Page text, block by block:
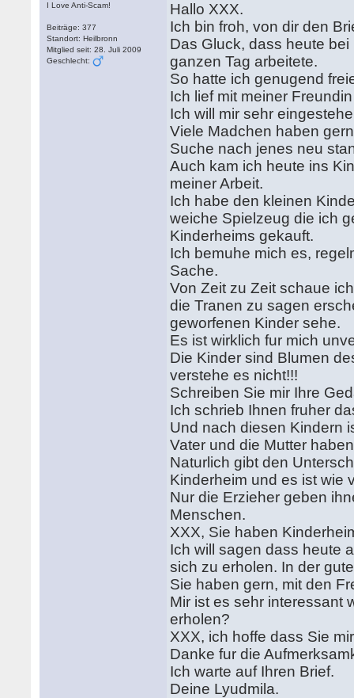
I Love Anti-Scam!
Beiträge: 377
Standort: Heilbronn
Mitglied seit: 28. Juli 2009
Geschlecht:
Hallo XXX.
Ich bin froh, von dir den
Das Gluck, dass heute
ganzen Tag arbeitete.
So hatte ich genugend
Ich lief mit meiner
Ich will mir sehr
Viele Madchen haben
Suche nach jenes neu
Auch kam ich heute ins
meiner Arbeit.
Ich habe den kleinen
weiche Spielzeug die ich
Kinderheims gekauft.
Ich bemuhe mich es,
Sache.
Von Zeit zu Zeit schaue
die Tranen zu sagen
geworfenen Kinder sehe.
Es ist wirklich fur mich
Die Kinder sind Blumen
verstehe es nicht!!!
Schreiben Sie mir Ihre
Ich schrieb Ihnen fruher
Und nach diesen Kindern
Vater und die Mutter
Naturlich gibt den
Kinderheim und es ist wie
Nur die Erzieher geben
Menschen.
XXX, Sie haben
Ich will sagen dass heute
sich zu erholen. In der
Sie haben gern, mit den
Mir ist es sehr interessant
erholen?
XXX, ich hoffe dass Sie
Danke fur die
Ich warte auf Ihren Brief.
Deine Lyudmila.